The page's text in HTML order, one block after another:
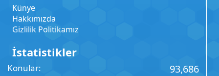
Künye
Hakkımızda
Gizlilik Politikamız
İstatistikler
Konular 93,686